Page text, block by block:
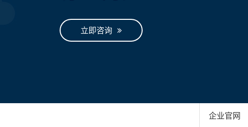
立即咨询
企业官网